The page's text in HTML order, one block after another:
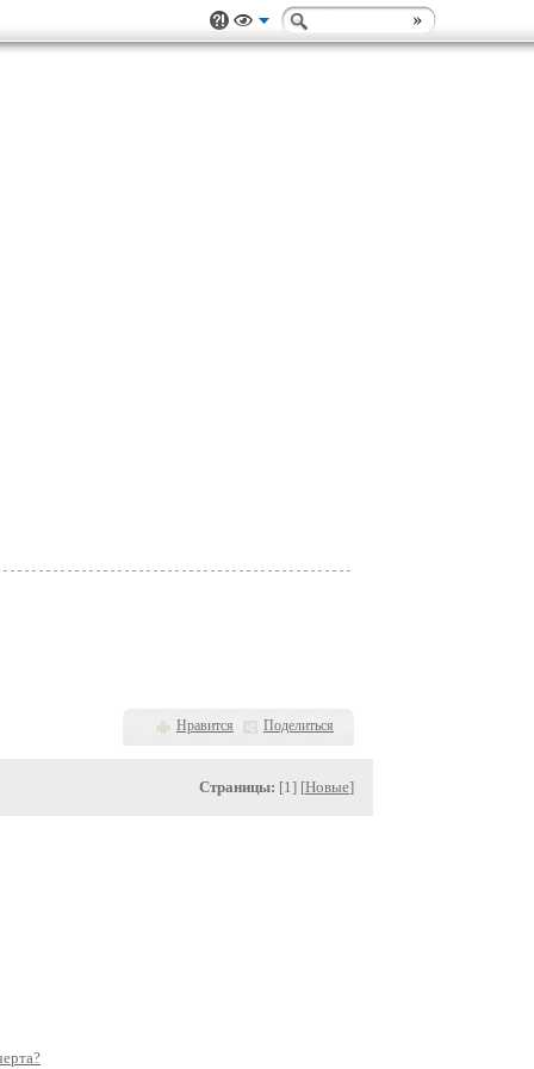
Нравится Поделиться
Страницы: [1] [Новые]